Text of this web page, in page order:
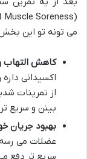
می تونه تو این
کاهش التهاب
اکسیدانی
از تمرینات
بینن و سریع
بهبود جریان
عضلات می رسه